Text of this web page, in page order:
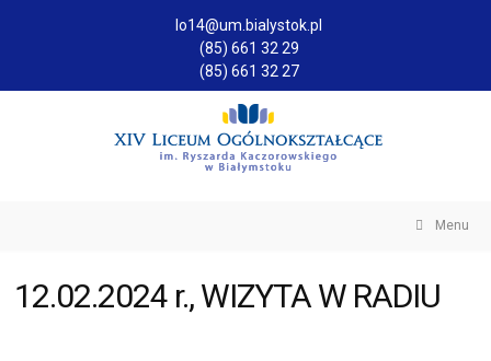
lo14@um.bialystok.pl
(85) 661 32 29
(85) 661 32 27
Menu
12.02.2024 r., WIZYTA W RADIU